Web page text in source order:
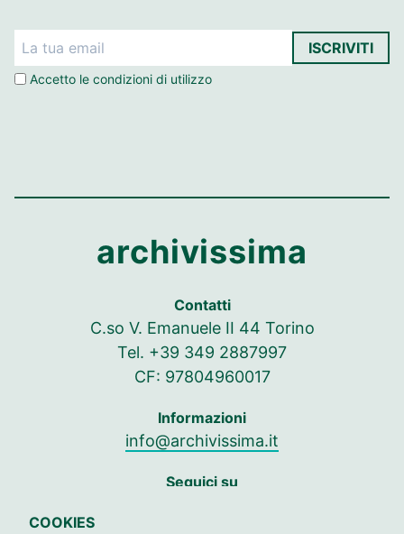
Accetto le condizioni di utilizzo
ISCRIVITI
archivissima
Contatti
C.so V. Emanuele II 44 Torino
Tel. +39 349 2887997
CF: 97804960017
Informazioni
info@archivissima.it
Seguici su
COOKIES